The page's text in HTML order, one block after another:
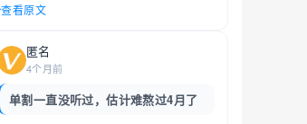
查看原文
匿名
4个月前
单割一直没听过，估计难熬过4月了